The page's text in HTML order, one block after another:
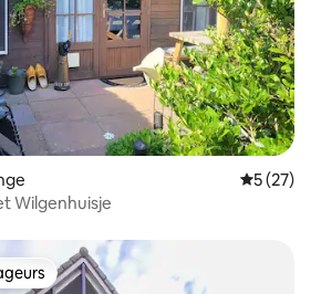
5 (27)
Wilgenhuisje